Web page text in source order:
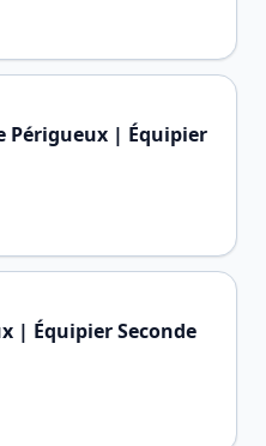
Périgueux | Équipier
| Équipier Seconde